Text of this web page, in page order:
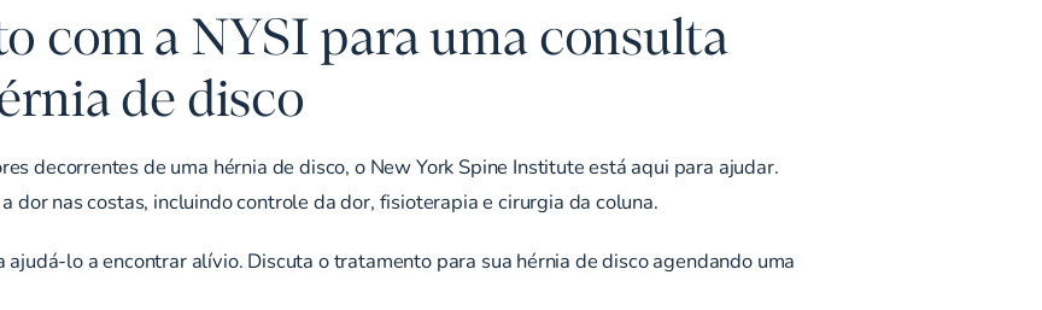
com a NYSI para uma consulta
de disco
decorrentes de uma hérnia de disco, o New York Spine Institute está aqui para ajudar.
dor nas costas, incluindocontrole da dor, fisioterapiaecirurgia da coluna.
lo a encontrar alívio. Discuta o tratamento para sua hérnia de discoagendando uma